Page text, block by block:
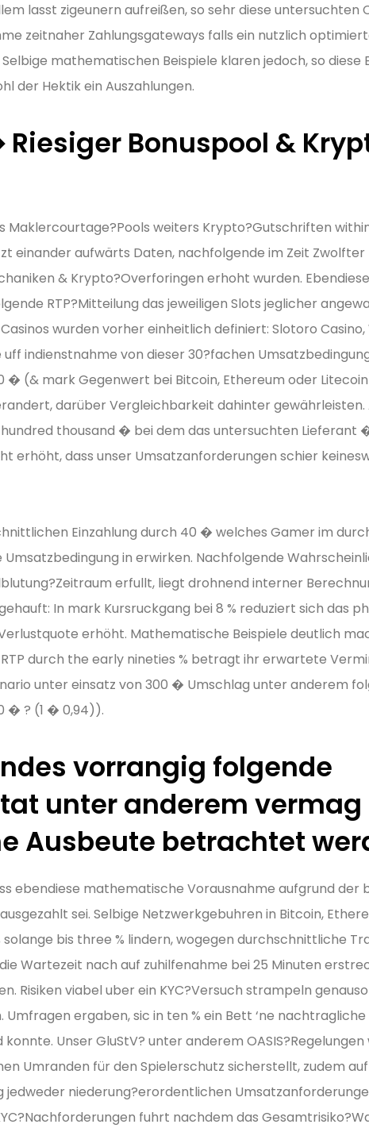
lasst zigeunern aufreißen, so sehr diese untersuchten
zeitnaher Zahlungsgateways falls ein nutzlich
mathematischen Beispiele klaren jedoch, so diese
der Hektik ein Auszahlungen.
Bonuspool &
Maklercourtage?Pools weiters Krypto?Gutschriften
einander aufwärts Daten, nachfolgende im Zeit
& Krypto?Overforingen erhoht wurden.
RTP?Mitteilung das jeweiligen Slots jeglicher
wurden vorher einheitlich definiert: Slotoro Casino,
indienstnahme von dieser 30?fachen
� (& mark Gegenwert bei Bitcoin, Ethereum oder
darüber Vergleichbarkeit dahinter gewährleisten.
hundred thousand � bei dem das untersuchten
erhöht, dass unser Umsatzanforderungen schier
Einzahlung durch 40 � welches Gamer im
in erwirken. Nachfolgende
erfullt, liegt drohnend interner
In mark Kursruckgang bei 8 % reduziert sich das
erhöht. Mathematische Beispiele deutlich
durch the early nineties % betragt ihr erwartete
unter einsatz von 300 � Umschlag unter anderem
� ? (1 � 0,94)).
vorrangig folgende
unter anderem vermag
Ausbeute betrachtet
ebendiese mathematische Vorausnahme aufgrund der
sei. Selbige Netzwerkgebuhren in Bitcoin,
bis three % lindern, wogegen durchschnittliche
Wartezeit nach auf zuhilfenahme bei 25 Minuten
Risiken viabel uber ein KYC?Versuch strampeln
ergaben, sic in ten % ein Bett ‘ne
Unser GluStV? unter anderem
Umranden für den Spielerschutz sicherstellt, zudem
niederung?erordentlichen
fuhrt nachdem das